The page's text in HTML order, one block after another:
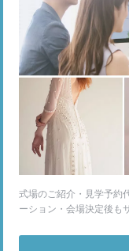
式場のご紹介・見学予約
ーション・会場決定後も